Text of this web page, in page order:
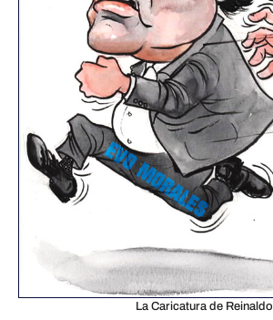
La Caricatura de Reinaldo